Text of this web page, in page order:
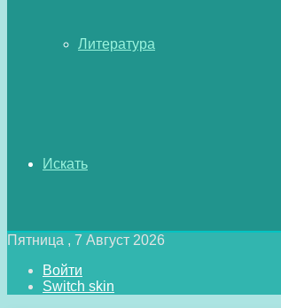
Литература
Искать
Пятница , 7 Август 2026
Войти
Switch skin